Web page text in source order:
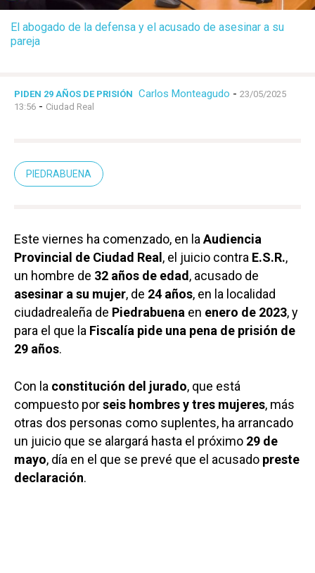
El abogado de la defensa y el acusado de asesinar a su
pareja
PIDEN 29 AÑOS DE PRISIÓN Carlos Monteagudo - 23/05/2025
13:56 - Ciudad Real
PIEDRABUENA
Este viernes ha comenzado, en la Audiencia
Provincial de Ciudad Real, el juicio contra E.S.R.,
un hombre de 32 años de edad, acusado de
asesinar a su mujer, de 24 años, en la localidad
ciudadrealeña de Piedrabuena en enero de 2023, y
para el que la Fiscalía pide una pena de prisión de
29 años.
Con la constitución del jurado, que está
compuesto porseis hombres y tres mujeres, más
otras dos personas como suplentes, ha arrancado
un juicio que se alargará hasta el próximo 29 de
mayo, día en el que se prevé que el acusado preste
declaración.